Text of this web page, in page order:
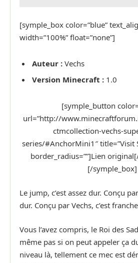
[symple_box color=”blue”
width=”100%” float=”none”]
Auteur : Vechs
Version Minecraft : 1.0
[symple_button
url=”http://
ctmcollection-vechs-
series/#AnchorMini1″ title=”Visit
border_radius=””]Lien
[/symple_box]
Le jump, c’est assez dur. Conçu
dur. Conçu par Vechs, c’est
Vous l’avez compris, le Roi des
même pas si on peut appeler ça
niveau là, tellement ce mec est